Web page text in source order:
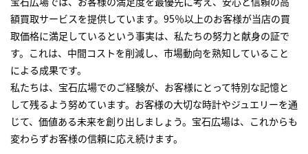
額買取サービスを提供しています。95％以上のお客様が当店の買
取価格に満足しているという事実は、私たちの努力と献身の証で
す。これは、中間コストを削減し、市場動向を熟知していること
による成果です。
私たちは、宝石広場でのご経験が、お客様にとって特別な記憶と
して残るよう努めています。お客様の大切な時計やジュエリーを通
じて、価値ある未来を創り出しましょう。宝石広場は、これからも
変わらずお客様の信頼に応え続けます。